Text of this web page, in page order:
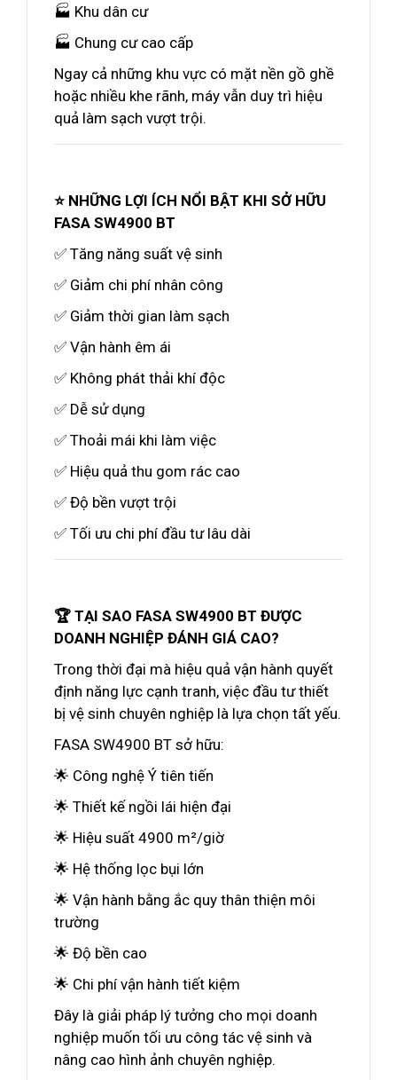
🏭 Khu dân cư
🏭 Chung cư cao cấp
Ngay cả những khu vực có mặt nền gồ ghề
hoặc nhiều khe rãnh, máy vẫn duy trì hiệu
quả làm sạch vượt trội.
⭐ NHỮNG LỢI ÍCH NỔI BẬT KHI SỞ HỮU
FASA SW4900 BT
✅ Tăng năng suất vệ sinh
✅ Giảm chi phí nhân công
✅ Giảm thời gian làm sạch
✅ Vận hành êm ái
✅ Không phát thải khí độc
✅ Dễ sử dụng
✅ Thoải mái khi làm việc
✅ Hiệu quả thu gom rác cao
✅ Độ bền vượt trội
✅ Tối ưu chi phí đầu tư lâu dài
🏆 TẠI SAO FASA SW4900 BT ĐƯỢC
DOANH NGHIỆP ĐÁNH GIÁ CAO?
Trong thời đại mà hiệu quả vận hành quyết
định năng lực cạnh tranh, việc đầu tư thiết
bị vệ sinh chuyên nghiệp là lựa chọn tất yếu.
FASA SW4900 BT sở hữu:
🌟 Công nghệ Ý tiên tiến
🌟 Thiết kế ngồi lái hiện đại
🌟 Hiệu suất 4900 m²/giờ
🌟 Hệ thống lọc bụi lớn
🌟 Vận hành bằng ắc quy thân thiện môi
trường
🌟 Độ bền cao
🌟 Chi phí vận hành tiết kiệm
Đây là giải pháp lý tưởng cho mọi doanh
nghiệp muốn tối ưu công tác vệ sinh và
nâng cao hình ảnh chuyên nghiệp.